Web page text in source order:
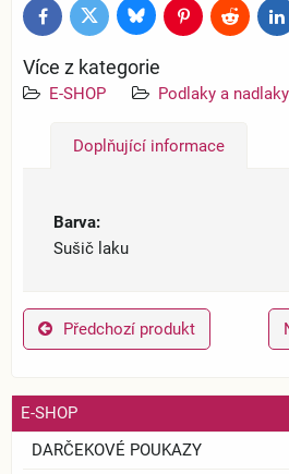
FacebookTwitter BlueskyPinterestReddit
Více z kategorie
E-SHOP Podlaky a nadlaky
Doplňující informace
Barva:
Sušič laku
Předchozí produkt
E-SHOP
DARČEKOVÉ POUKAZY